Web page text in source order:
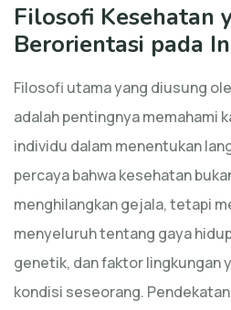
Filosofi Kesehatan
Berorientasi pada
Filosofi utama yang diusung
adalah pentingnya memahami
individu dalam menentukan
percaya bahwa kesehatan
menghilangkan gejala, tetapi
menyeluruh tentang gaya
genetik, dan faktor lingkungan
kondisi seseorang.